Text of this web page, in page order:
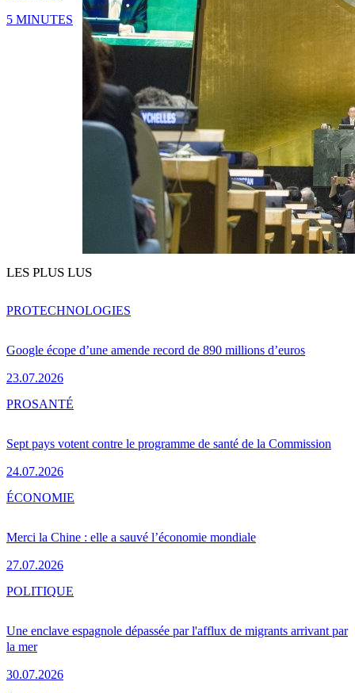
5 MINUTES
LES PLUS LUS
Google écope d’une amende record de 890 millions d’euros
23.07.2026
PROTECHNOLOGIES
Sept pays votent contre le programme de santé de la Commission
24.07.2026
PROSANTÉ
Merci la Chine : elle a sauvé l’économie mondiale
27.07.2026
ÉCONOMIE
Une enclave espagnole dépassée par l'afflux de migrants arrivant par
la mer
30.07.2026
POLITIQUE